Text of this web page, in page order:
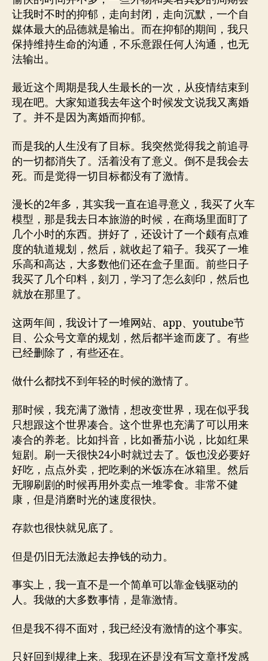
让我时不时的抑郁，走向封闭，走向沉默，一个自
媒体最大的品德就是输出。而在抑郁的期间，我只
保持维持生命的沟通，不乐意跟任何人沟通，也无
法输出。
最近这个周期是我人生最长的一次，从疫情结束到
现在吧。大家知道我去年这个时候发文说我又离婚
了。并不是因为离婚而抑郁。
而是我的人生没有了目标。我突然觉得我之前追寻
的一切都消失了。活着没有了意义。倒不是我会去
死。而是觉得一切目标都没有了激情。
漫长的2年多，其实我一直在追寻意义，我买了火车
模型，那是我去日本旅游的时候，在商场里面盯了
几个小时的东西。拼好了，还设计了一个颇有点难
度的轨道规划，然后，就收起了箱子。我买了一堆
乐高和高达，大多数他们还在盒子里面。前些日子
我买了几个印料，刻刀，学习了怎么刻印，然后也
就放在那里了。
这两年间，我设计了一堆网站、app、youtube节
目、公众号文章的规划，然后都半途而废了。有些
已经删除了，有些还在。
做什么都找不到年轻的时候的激情了。
那时候，我充满了激情，想改变世界，现在似乎我
只想跟这个世界凑合。这个世界也充满了可以用来
凑合的养老。比如抖音，比如番茄小说，比如红果
短剧。刷一天很快24小时就过去了。饭也没必要好
好吃，点点外卖，把吃剩的米饭冻在冰箱里。然后
无聊刷剧的时候再用外卖点一堆零食。非常不健
康，但是消磨时光的速度很快。
存款也很快就见底了。
但是仍旧无法激起去挣钱的动力。
事实上，我一直不是一个简单可以靠金钱驱动的
人。我做的大多数事情，是靠激情。
但是我不得不面对，我已经没有激情的这个事实。
只好回到规律上来。我现在还是没有写文章抒发感